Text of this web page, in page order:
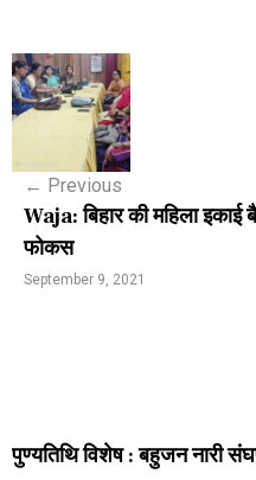
P
o
n
a
a
← Previous
Waja: बिहार की महिला इकाई
फोकस
September 9, 2021
पुण्यतिथि विशेष : बहुजन नारी